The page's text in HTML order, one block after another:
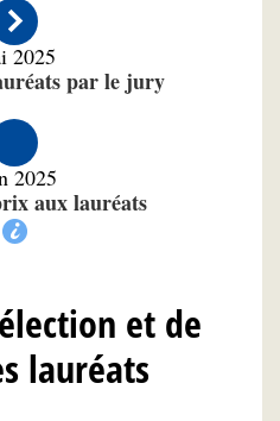
2025
par le jury
2025
aux lauréats
et de
lauréats